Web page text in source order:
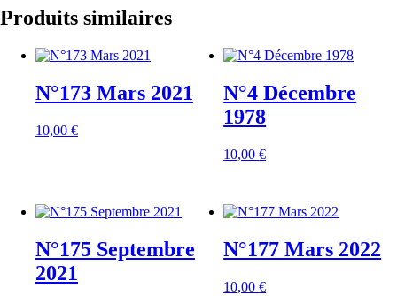
Produits similaires
N°173 Mars 2021
10,00 €
N°4 Décembre
1978
10,00€
N°175 Septembre
2021
N°177 Mars 2022
10,00€